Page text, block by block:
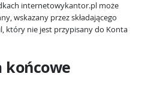
internetowykantor.pl może
wskazany przez składającego
który nie jest przypisany do Konta
końcowe